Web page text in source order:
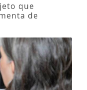
que
de